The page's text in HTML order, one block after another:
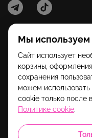
Категории
Помощь
Информация
Мы используем
Сайт использует
корзины,
сохранения
можем
cookie только после
Политике cookie.